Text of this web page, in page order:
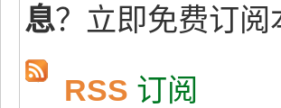
息？立即免费订阅
RSS 订阅